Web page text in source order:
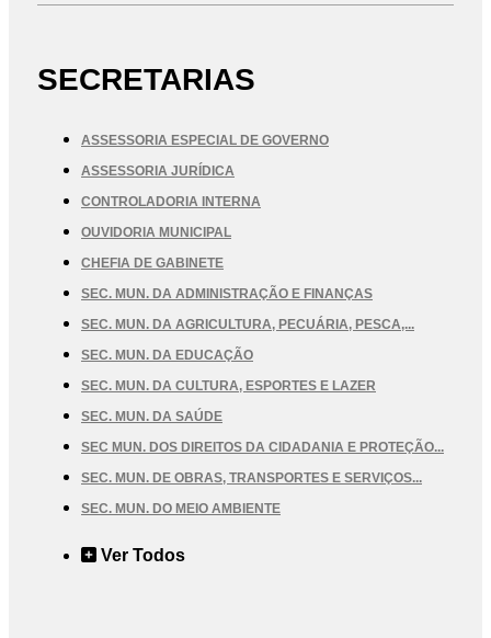
SECRETARIAS
ASSESSORIA ESPECIAL DE GOVERNO
ASSESSORIA JURÍDICA
CONTROLADORIA INTERNA
OUVIDORIA MUNICIPAL
CHEFIA DE GABINETE
SEC. MUN. DA ADMINISTRAÇÃO E FINANÇAS
SEC. MUN. DA AGRICULTURA, PECUÁRIA, PESCA,...
SEC. MUN. DA EDUCAÇÃO
SEC. MUN. DA CULTURA, ESPORTES E LAZER
SEC. MUN. DA SAÚDE
SEC MUN. DOS DIREITOS DA CIDADANIA E PROTEÇÃO...
SEC. MUN. DE OBRAS, TRANSPORTES E SERVIÇOS...
SEC. MUN. DO MEIO AMBIENTE
Ver Todos